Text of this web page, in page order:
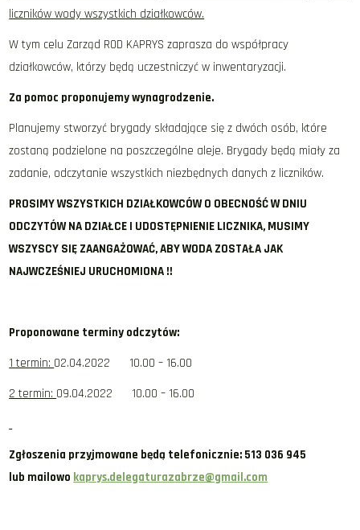
liczników wody wszystkich działkowców.
W tym celu Zarząd ROD KAPRYS zaprasza do współpracy
działkowców, którzy będą uczestniczyć w inwentaryzacji.
Za pomoc proponujemy wynagrodzenie.
Planujemy stworzyć brygady składające się z dwóch osób, które
zostaną podzielone na poszczególne aleje. Brygady będą miały za
zadanie, odczytanie wszystkich niezbędnych danych z liczników.
PROSIMY WSZYSTKICH DZIAŁKOWCÓW O OBECNOŚĆ W DNIU
ODCZYTÓW NA DZIAŁCE I UDOSTĘPNIENIE LICZNIKA, MUSIMY
WSZYSCY SIĘ ZAANGAŻOWAĆ, ABY WODA ZOSTAŁA JAK
NAJWCZEŚNIEJ URUCHOMIONA !!
Proponowane terminy odczytów:
1 termin: 02.04.2022 10.00 – 16.00
2 termin: 09.04.2022 10.00 – 16.00
Zgłoszenia przyjmowane będą telefonicznie: 513 036 945
lub mailowo kaprys.delegaturazabrze@gmail.com